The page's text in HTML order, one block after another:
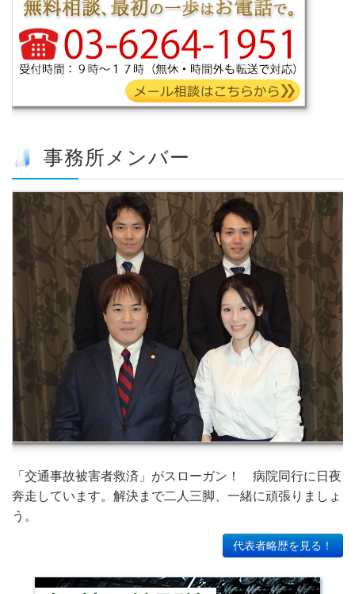
事務所メンバー
「交通事故被害者救済」がスローガン！ 病院同行に日夜
奔走しています。解決まで二人三脚、一緒に頑張りましょ
う。
代表者略歴を見る！